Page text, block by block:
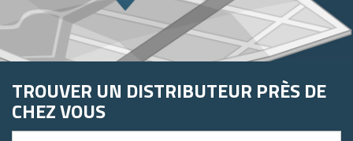
TROUVER UN DISTRIBUTEUR PRÈS DE
CHEZ VOUS